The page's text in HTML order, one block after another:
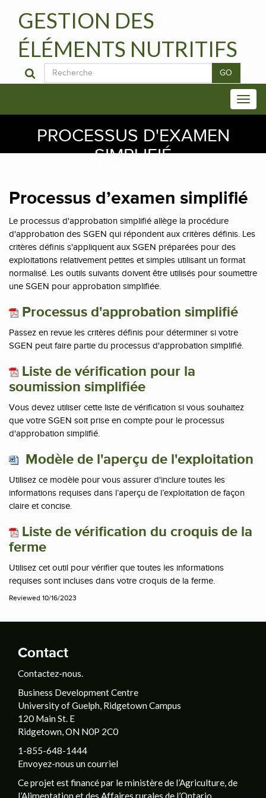
GESTION DES
ÉLÉMENTS NUTRITIFS
GO
PROCESSUS D'EXAMEN
SIMPLIFIÉ
Processus d’examen simplifié
Le processus d'approbation simplifié allège la procédure
d'approbation des SGEN qui répondent aux critères définis. Les
critères définis s'appliquent aux SGEN préparées pour des
exploitations relativement petites et simples utilisant un format
normalisé. Les outils suivants doivent être utilisés pour soumettre
une SGEN pour approbation simplifiée.
Processus d'approbation simplifié
Passez en revue les critères définis pour déterminer si votre
SGEN peut faire partie du processus d'approbation simplifié.
Liste de vérification pour la
soumission simplifiée
Vous devez utiliser cette liste de vérification si vous souhaitez
que votre SGEN soit prise en compte pour le processus
d'approbation simplifié.
Modèle de l'aperçu de l'exploitation
Utilisez ce modèle pour vous assurer d'inclure toutes les
informations requises dans l’aperçu de l’exploitation de façon
claire et concise.
Liste de vérification du croquis de la
ferme
Utilisez cet outil pour vérifier que toutes les informations
requises sont incluses dans votre croquis de la ferme.
Reviewed 10/16/2023
Contact
Contactez-nous.
Business Development Centre
University of Guelph, Ridgetown Campus
120 Main St. E
Ridgetown, ON N0P 2C0
1-855-648-1444
Envoyez-nous un courriel
Ce projet est financé par le ministère de l’Agriculture, de
l’Alimentation et des Affaires rurales de l’Ontario